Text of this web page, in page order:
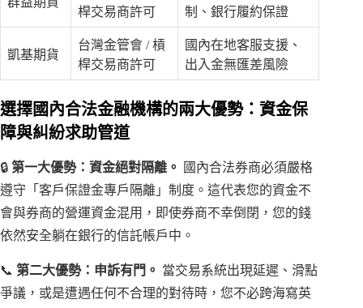
桿交易商許可
制、銀行履約保證
凱基期貨
台灣金管會 / 槓
桿交易商許可
國內在地客服支援、
出入金無匯差風險
選擇國內合法金融機構的兩大優勢：資金保
障與糾紛求助管道
🔒 第一大優勢：資金絕對隔離。
國內合法券商必須嚴格
遵守「客戶保證金專戶隔離」制度。這代表您的資金不
會與券商的營運資金混用，即使券商不幸倒閉，您的錢
依然安全躺在銀行的信託帳戶中。
📞 第二大優勢：申訴有門。 當交易系統出現延遲、滑點
爭議，或是遭遇任何不合理的對待時，您不必跨海寫英